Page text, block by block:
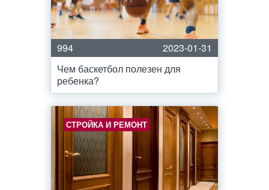
994
2023-01-31
Чем баскетбол полезен для
ребенка?
СТРОЙКА И РЕМОНТ